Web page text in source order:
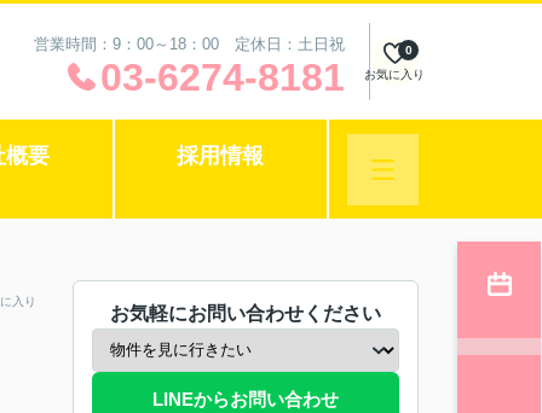
営業時間：9：00～18：00 定休日：土日祝
03-6274-8181 お気に入り
0
概要 採用情報
入り
お気軽にお問い合わせください
LINEからお問い合わせ